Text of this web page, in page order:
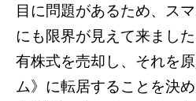
目に問題があるため、ス
にも限界が見えて来まし
有株式を売却し、それを
ム》に転居することを決